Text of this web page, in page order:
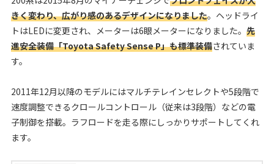
きく変わり、広がり感のあるデザインになりました。ヘッドライ
トはLEDに変更され、メーターは6眼メーターになりました。 先
進安全装備「Toyota Safety Sense P」も標準装備されていま
す。
2011年12月以降のモデルにはマルチテレインセレクトや5段階で
速度調整できるクロールコントロール（従来は3段階）などの電
子制御を搭載。ラフロードを走る際にしっかりサポートしてくれ
ます。